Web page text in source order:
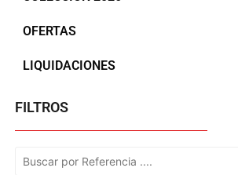
OFERTAS
LIQUIDACIONES
FILTROS